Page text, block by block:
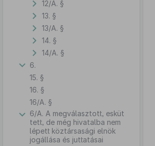
12/A. §
13. §
13/A. §
14. §
14/A. §
6.
15. §
16. §
16/A. §
6/A. A megválasztott, esküt
tett, de még hivatalba nem
lépett köztársasági elnök
jogállása és juttatásai